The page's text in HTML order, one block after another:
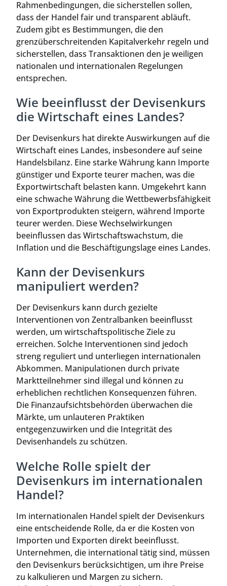
Rahmenbedingungen, die sicherstellen sollen,
dass der Handel fair und transparent abläuft.
Zudem gibt es Bestimmungen, die den
grenzüberschreitenden Kapitalverkehr regeln und
sicherstellen, dass Transaktionen den je weiligen
nationalen und internationalen Regelungen
entsprechen.
Wie beeinflusst der Devisenkurs
die Wirtschaft eines Landes?
Der Devisenkurs hat direkte Auswirkungen auf die
Wirtschaft eines Landes, insbesondere auf seine
Handelsbilanz. Eine starke Währung kann Importe
günstiger und Exporte teurer machen, was die
Exportwirtschaft belasten kann. Umgekehrt kann
eine schwache Währung die Wettbewerbsfähigkeit
von Exportprodukten steigern, während Importe
teurer werden. Diese Wechselwirkungen
beeinflussen das Wirtschaftswachstum, die
Inflation und die Beschäftigungslage eines Landes.
Kann der Devisenkurs
manipuliert werden?
Der Devisenkurs kann durch gezielte
Interventionen von Zentralbanken beeinflusst
werden, um wirtschaftspolitische Ziele zu
erreichen. Solche Interventionen sind jedoch
streng reguliert und unterliegen internationalen
Abkommen. Manipulationen durch private
Marktteilnehmer sind illegal und können zu
erheblichen rechtlichen Konsequenzen führen.
Die Finanzaufsichtsbehörden überwachen die
Märkte, um unlauteren Praktiken
entgegenzuwirken und die Integrität des
Devisenhandels zu schützen.
Welche Rolle spielt der
Devisenkurs im internationalen
Handel?
Im internationalen Handel spielt der Devisenkurs
eine entscheidende Rolle, da er die Kosten von
Importen und Exporten direkt beeinflusst.
Unternehmen, die international tätig sind, müssen
den Devisenkurs berücksichtigen, um ihre Preise
zu kalkulieren und Margen zu sichern.